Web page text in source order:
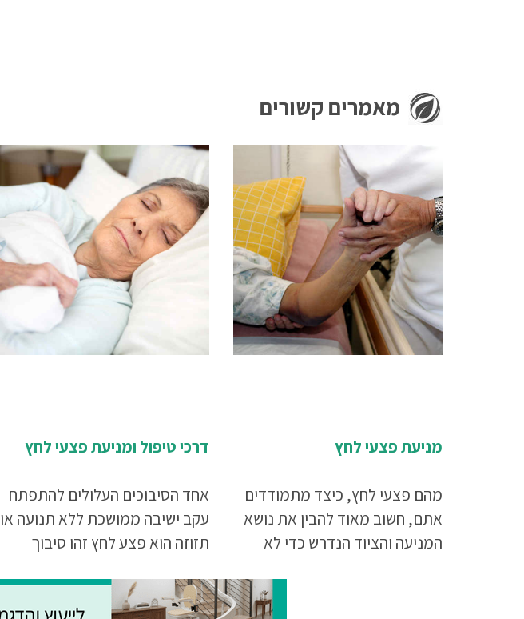
מאמרים קשורים
מניעת פצעי לחץ
מהם פצעי לחץ, כיצד מתמודדים
אתם, חשוב מאוד להבין את נושא
המניעה והציוד הנדרש כדי לא
לחץ לכן יש לקרוא את המאמר עד
דרכי טיפול ומניעת פצעי לחץ
אחד הסיבוכים העלולים להתפתח
עקב ישיבה ממושכת ללא תנועה או
תזוזה הוא פצע לחץ זהו סיבוך